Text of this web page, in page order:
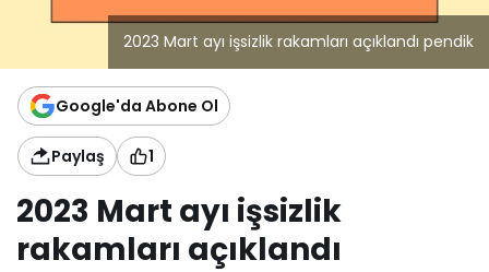
2023 Mart ayı işsizlik rakamları açıklandı pendik
Google'da Abone Ol
Paylaş 1
2023 Mart ayı işsizlik
rakamları açıklandı